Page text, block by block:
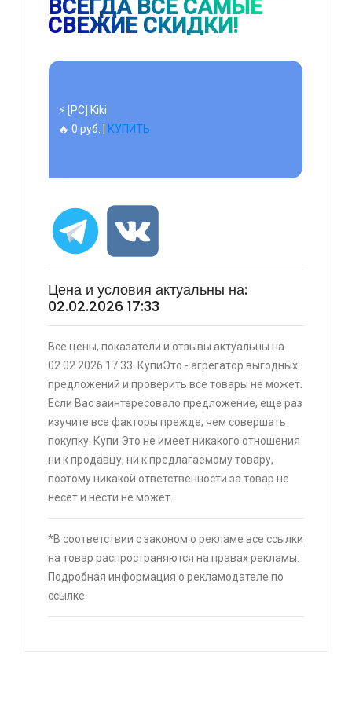
ВСЕГДА ВСЕ САМЫЕ
СВЕЖИЕ СКИДКИ!
🔥 0 руб. |КУПИТЬ
⚡ 55" Телевизор Digma DM-LED55UQB31 QLED,
4K Ultra HD, черный, СМАРТ ТВ, Google TV
⚡ [PC] Cursedland
🔥 0 руб. |КУПИТЬ
скидкой + возврат 25% трат , если оплачивать
картой Сбербанка
🔥 16190 руб. |КУПИТЬ
⚡ Скидка до 25% при оплате платежной
системой Пэй (макс. скидка 4320₽,
индивидуально, возможно сработает не у
всех)
🔥 0 руб. |КУПИТЬ
Цена и условия актуальны на:
02.02.2026 17:33
Все цены, показатели и отзывы актуальны на
02.02.2026 17:33. КупиЭто - агрегатор выгодных
предложений и проверить все товары не может.
Если Вас заинтересовало предложение, еще раз
изучите все факторы прежде, чем совершать
покупку. Купи Это не имеет никакого отношения
ни к продавцу, ни к предлагаемому товару,
поэтому никакой ответственности за товар не
несет и нести не может.
*В соответствии с законом о рекламе все ссылки
на товар распространяются на правах рекламы.
Подробная информация о рекламодателе по
ссылке